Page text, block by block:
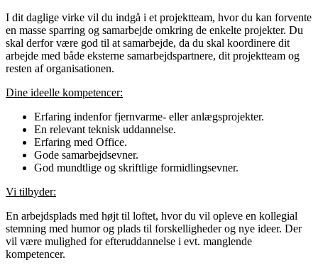
I dit daglige virke vil du indgå i et projektteam, hvor du kan forvente
en masse sparring og samarbejde omkring de enkelte projekter. Du
skal derfor være god til at samarbejde, da du skal koordinere dit
arbejde med både eksterne samarbejdspartnere, dit projektteam og
resten af organisationen.
Dine ideelle kompetencer:
Erfaring indenfor fjernvarme- eller anlægsprojekter.
En relevant teknisk uddannelse.
Erfaring med Office.
Gode samarbejdsevner.
God mundtlige og skriftlige formidlingsevner.
Vi tilbyder:
En arbejdsplads med højt til loftet, hvor du vil opleve en kollegial
stemning med humor og plads til forskelligheder og nye ideer. Der
vil være mulighed for efteruddannelse i evt. manglende
kompetencer.